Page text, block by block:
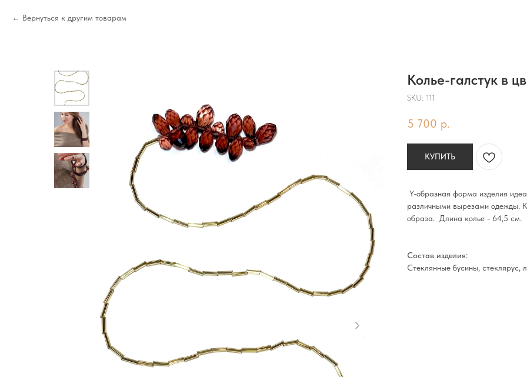
Вернуться к другим товарам
Колье-галстук в
SKU: 111
5 700 р.
КУПИТЬ
Y-образная форма изделия
различными вырезами одежды.
образа. Длина колье - 64,5 см.
Состав изделия:
Стеклянные бусины, стеклярус,